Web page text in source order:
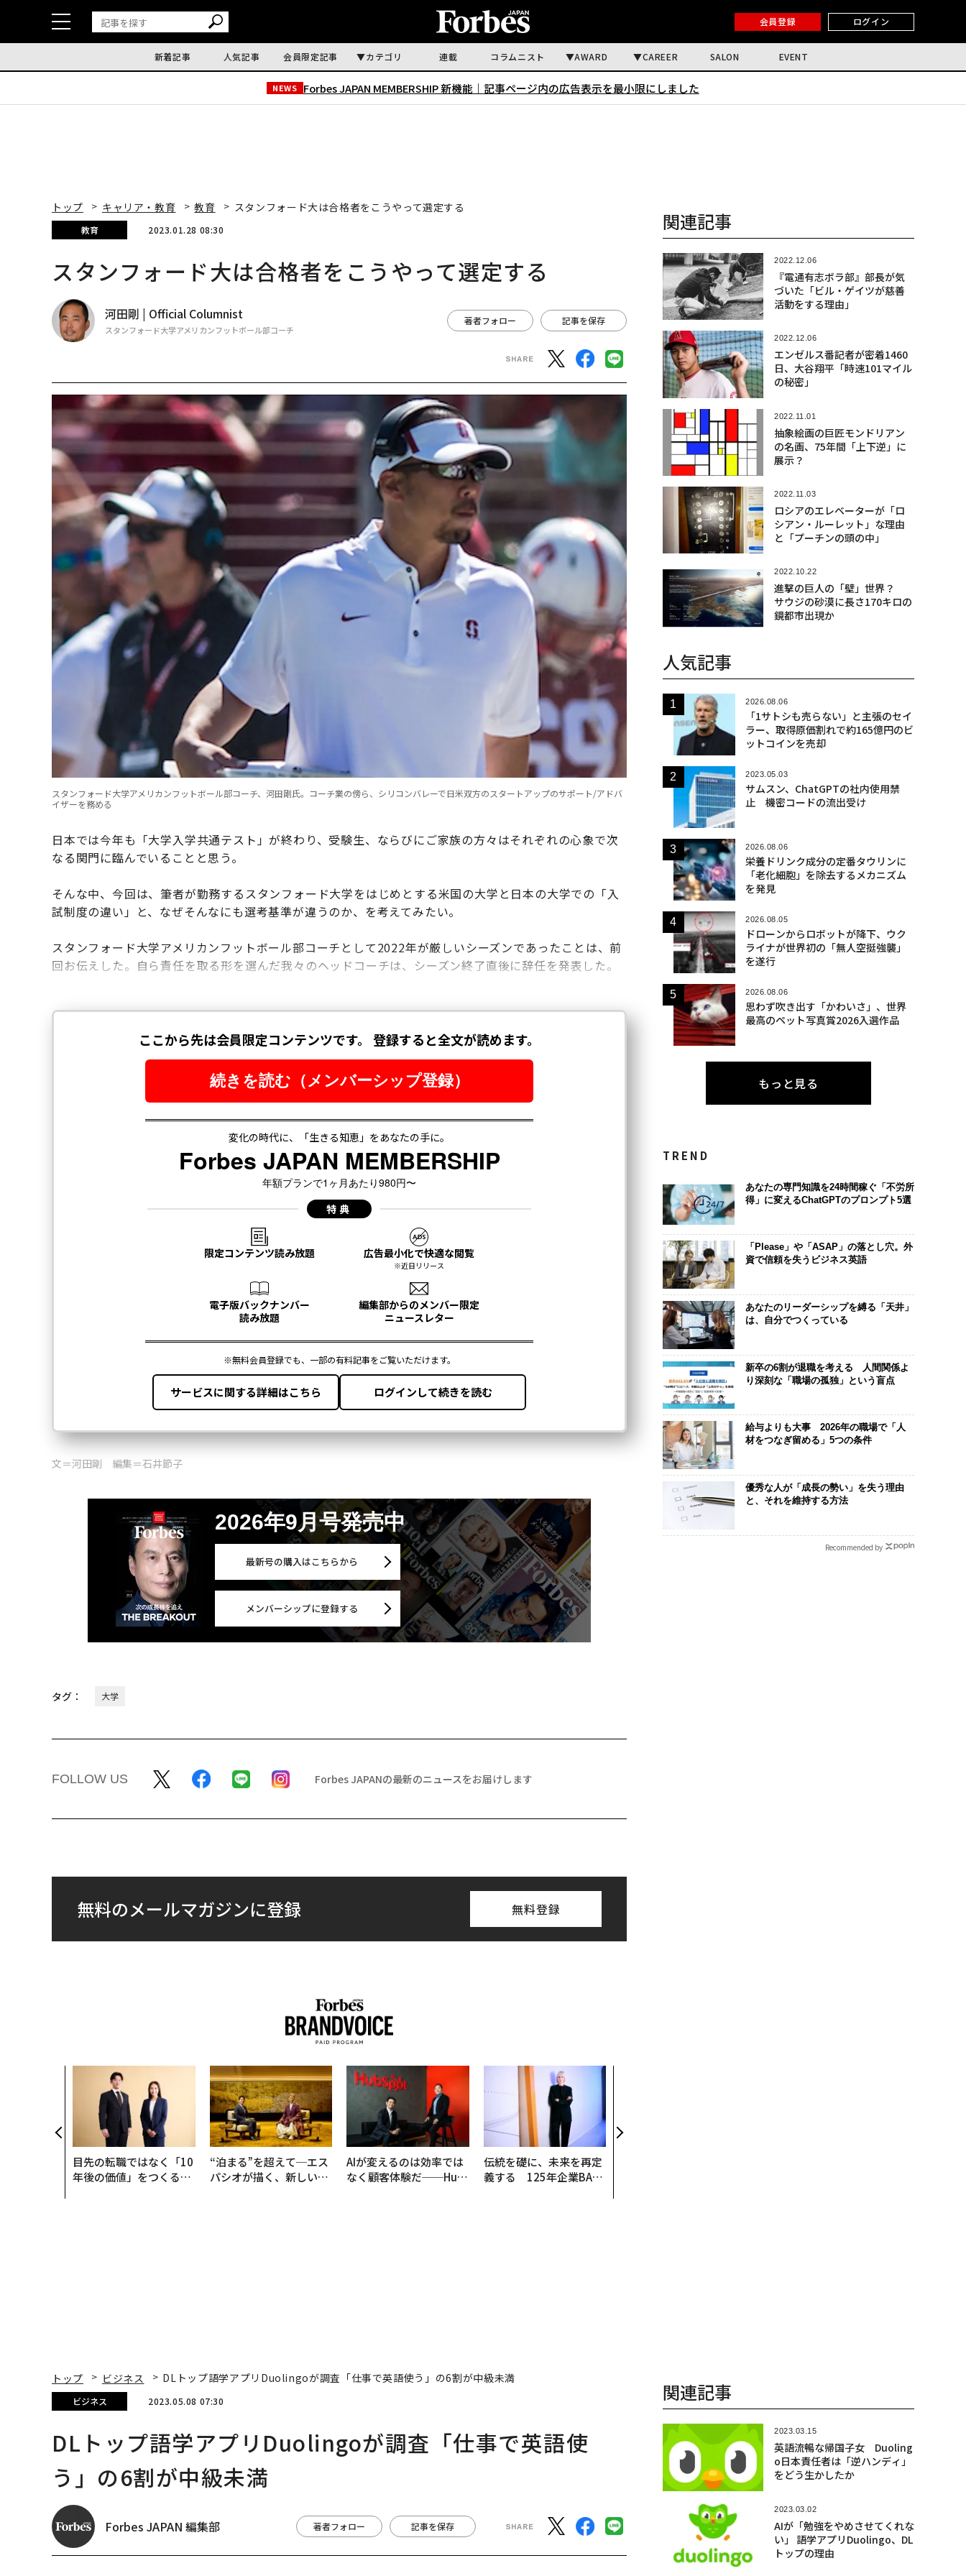
会員登録 ログイン
新着記事 人気記事 会員限定記事 カテゴリ 連載 コラムニスト AWARD CAREER SALON EVENT
NEWS Forbes JAPAN MEMBERSHIP 新機能｜ 記事ページ内の広告表示を最小限にしました
トップ キャリア・教育 教育 スタンフォード大は合格者をこうやって選定する
教育 2023.01.28 08:30
スタンフォード大は合格者をこうやって選定する
河田剛 | Official Columnist
スタンフォード大学アメリカンフットボール部コーチ
著者フォロー 記事を保存
スタンフォード大学アメリカンフットボール部コーチ、河田剛氏。コーチ業の傍ら、シリコンバレーで日米双方のスタートアップのサポート/アドバ
イザーを務める
日本では今年も「大学入学共通テスト」が終わり、受験生、ならびにご家族の方々はそれぞれの心象で次
なる関門に臨んでいることと思う。
そんな中、今回は、筆者が勤務するスタンフォード大学をはじめとする米国の大学と日本の大学での「入
試制度の違い」と、なぜそんなにも選考基準が違うのか、を考えてみたい。
スタンフォード大学アメリカンフットボール部コーチとして2022年が厳しいシーズンであったことは、前
回お伝えした。自ら責任を取る形を選んだ我々のヘッドコーチは、シーズン終了直後に辞任を発表した。
文＝河田剛 編集＝石井節子
2026年9月号発売中
最新号の購入はこちらから
メンバーシップに登録する
タグ： 大学
FOLLOW US Forbes JAPANの最新のニュースをお届けします
無料のメールマガジンに登録 無料登録
目先の転職ではなく「10
年後の価値」をつくる─
“泊まる”を超えて─エス
パシオが描く、新しい日
AIが変えるのは効率では
なく顧客体験だ──Hub
伝統を礎に、未来を再定
義する 125年企業BAT
ションの10年
関連記事
2022.12.06
『電通有志ボラ部』部長が気
づいた「ビル・ゲイツが慈善
活動をする理由」
2022.12.06
エンゼルス番記者が密着1460
日、大谷翔平「時速101マイル
の秘密」
2022.11.01
抽象絵画の巨匠モンドリアン
の名画、75年間「上下逆」に
展示？
2022.11.03
ロシアのエレベーターが「ロ
シアン・ルーレット」な理由
と「プーチンの頭の中」
2022.10.22
進撃の巨人の「壁」世界？
サウジの砂漠に長さ170キロの
鏡都市出現か
人気記事
2026.08.06
「1サトシも売らない」と主張のセイ
ラー、取得原価割れで約165億円のビ
ットコインを売却
2023.05.03
サムスン、ChatGPTの社内使用禁
止 機密コードの流出受け
2026.08.06
栄養ドリンク成分の定番タウリンに
「老化細胞」を除去するメカニズム
を発見
2026.08.05
ドローンからロボットが降下、ウク
ライナが世界初の「無人空挺強襲」
を遂行
2026.08.06
思わず吹き出す「かわいさ」、世界
最高のペット写真賞2026入選作品
もっと見る
TREND
あなたの専門知識を24時間稼ぐ「不労所
得」に変えるChatGPTのプロンプト5選
「Please」や「ASAP」の落とし穴。外
資で信頼を失うビジネス英語
あなたのリーダーシップを縛る「天井」
は、自分でつくっている
新卒の6割が退職を考える 人間関係よ
り深刻な「職場の孤独」という盲点
給与よりも大事 2026年の職場で「人
材をつなぎ留める」5つの条件
優秀な人が「成長の勢い」を失う理由
と、それを維持する方法
Recommended by
トップ ビジネス DLトップ語学アプリDuolingoが調査「仕事で英語使う」の6割が中級未満
ビジネス 2023.05.08 07:30
DLトップ語学アプリDuolingoが調査「仕事で英語使
う」の6割が中級未満
Forbes JAPAN 編集部 著者フォロー 記事を保存
関連記事
2023.03.15
英語流暢な帰国子女 Duoling
o日本責任者は「逆ハンディ」
をどう生かしたか
2023.03.02
AIが「勉強をやめさせてくれな
い」 語学アプリDuolingo、DL
トップの理由